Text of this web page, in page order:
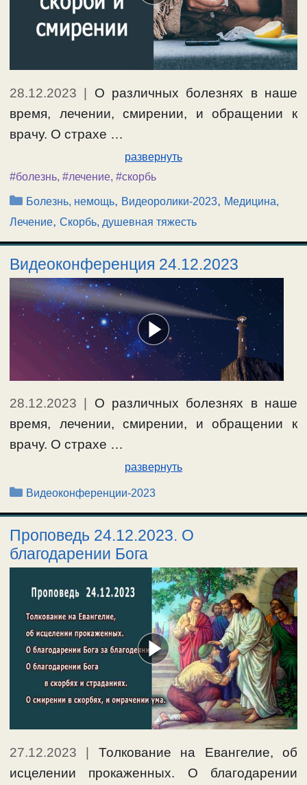
28.12.2023 | О различных болезнях в наше
время, лечении, смирении, и обращении к
врачу. О страхе …
развернуть
#болезнь, #лечение, #скорбь
Рубрики
Болезнь, немощь, Видеоролики-2023, Медицина,
Лечение, Скорбь, душевная тяжесть
Видеоконференция 24.12.2023
28.12.2023
О различных болезнях в наше
время, лечении, смирении, и обращении к
врачу. О страхе …
развернуть
Рубрики
Видеоконференции-2023
Проповедь 24.12.2023. О
благодарении Бога
27.12.2023 | Толкование на Евангелие, об
исцелении прокаженных. О благодарении